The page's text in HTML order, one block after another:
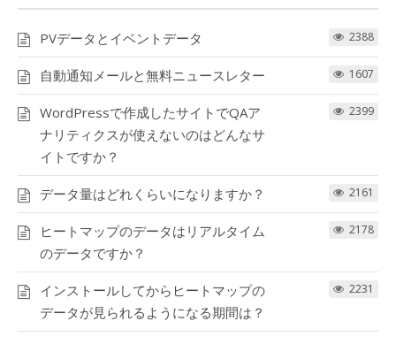
PVデータとイベントデータ 2388
自動通知メールと無料ニュースレター 1607
WordPressで作成したサイトでQAア
ナリティクスが使えないのはどんなサ
イトですか？
2399
データ量はどれくらいになりますか？ 2161
ヒートマップのデータはリアルタイム
のデータですか？
2178
インストールしてからヒートマップの
データが見られるようになる期間は？
2231